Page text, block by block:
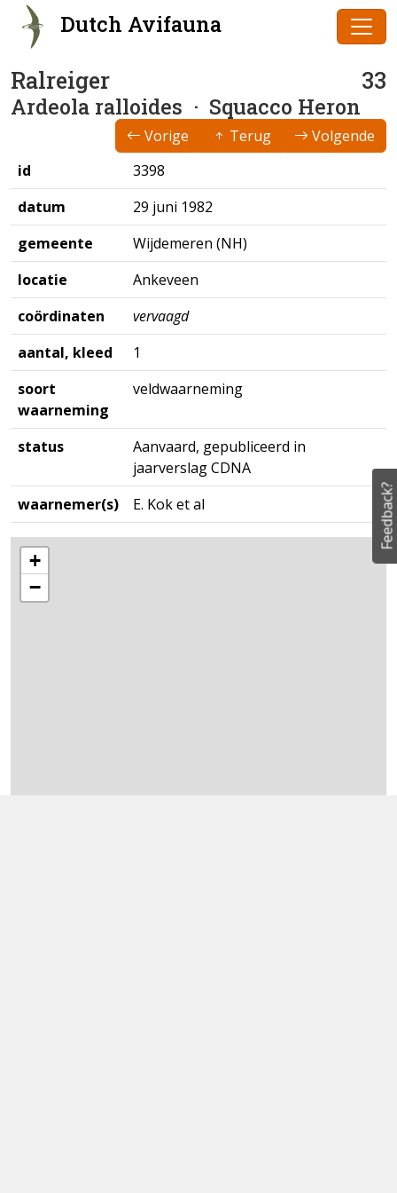
Dutch Avifauna
Ralreiger 33
Ardeola ralloides · Squacco Heron
Vorige Terug
Volgende
id
3398
datum
29 juni 1982
gemeente
Wijdemeren (NH)
locatie
Ankeveen
coördinaten
vervaagd
aantal, kleed
1
soort
waarneming
veldwaarneming
status
Aanvaard, gepubliceerd in
jaarverslag CDNA
waarnemer(s)
E. Kok et al
+
−
Feedback?